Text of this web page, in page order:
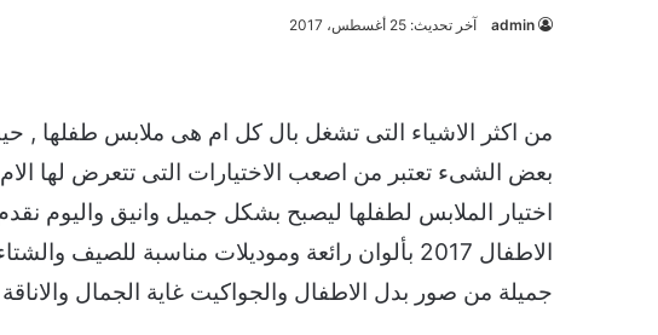
admin آخر تحديث: 25 أغسطس، 2017
من اكثر الاشياء التى تشغل بال كل ام هى ملابس طفلها ,
بعض الشىء تعتبر من اصعب الاختيارات التى تتعرض لها
اختيار الملابس لطفلها ليصبح بشكل جميل وانيق واليوم
الاطفال 2017 بألوان رائعة وموديلات مناسبة
جميلة من صور بدل الاطفال والجواكيت غاية الجمال